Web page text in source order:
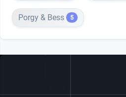
Porgy & Bess 5